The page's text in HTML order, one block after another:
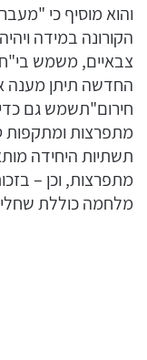
והוא מוסיף כי
הקורונה במידה
צבאיים, משמש בי"ח
החדשה תיתן מענה
חירום"תשמש גם
מתפרצות ומתקפות
תשתיות היחידה
מתפרצות, וכן –
מלחמה כוללת